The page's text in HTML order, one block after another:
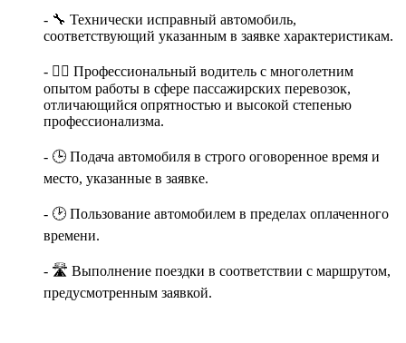
- 🔧 Технически исправный автомобиль,
соответствующий указанным в заявке характеристикам.
- 👨‍✈️ Профессиональный водитель с многолетним
опытом работы в сфере пассажирских перевозок,
отличающийся опрятностью и высокой степенью
профессионализма.
- 🕒 Подача автомобиля в строго оговоренное время и
место, указанные в заявке.
- 🕑 Пользование автомобилем в пределах оплаченного
времени.
- 🛣️ Выполнение поездки в соответствии с маршрутом,
предусмотренным заявкой.